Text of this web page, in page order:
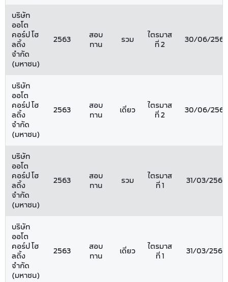
บริษัท
ออโต
คอร์ป โฮ
ลดิ้ง
จำกัด
(มหาชน)
2563
สอบ
ทาน
รวม
ไตรมาส
ที่ 2
30/06/2563
บริษัท
ออโต
คอร์ป โฮ
ลดิ้ง
จำกัด
(มหาชน)
2563
สอบ
ทาน
เดี่ยว
ไตรมาส
ที่ 2
30/06/2563
บริษัท
ออโต
คอร์ป โฮ
ลดิ้ง
จำกัด
(มหาชน)
2563
สอบ
ทาน
รวม
ไตรมาส
ที่ 1
31/03/2563
บริษัท
ออโต
คอร์ป โฮ
ลดิ้ง
จำกัด
(มหาชน)
2563
สอบ
ทาน
เดี่ยว
ไตรมาส
ที่ 1
31/03/2563